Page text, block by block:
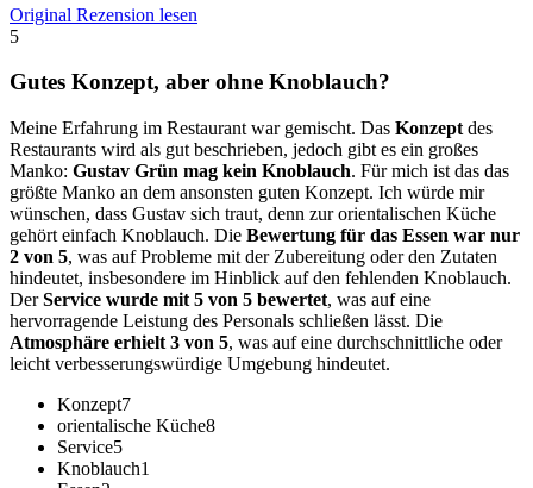
Original Rezension lesen
5
Gutes Konzept, aber ohne Knoblauch?
Meine Erfahrung im Restaurant war gemischt. Das Konzept des
Restaurants wird als gut beschrieben, jedoch gibt es ein großes
Manko: Gustav Grün mag kein Knoblauch. Für mich ist das das
größte Manko an dem ansonsten guten Konzept. Ich würde mir
wünschen, dass Gustav sich traut, denn zur orientalischen Küche
gehört einfach Knoblauch. Die Bewertung für das Essen war nur
2 von 5, was auf Probleme mit der Zubereitung oder den Zutaten
hindeutet, insbesondere im Hinblick auf den fehlenden Knoblauch.
DerService wurde mit 5 von 5 bewertet, was auf eine
hervorragende Leistung des Personals schließen lässt. Die
Atmosphäre erhielt 3 von 5, was auf eine durchschnittliche oder
leicht verbesserungswürdige Umgebung hindeutet.
Konzept7
orientalische Küche8
Service5
Knoblauch1